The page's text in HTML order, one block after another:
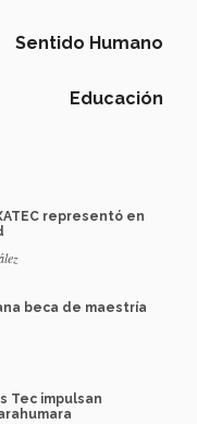
Sentido Humano
Educación
representó en
beca de maestría
Tec impulsan